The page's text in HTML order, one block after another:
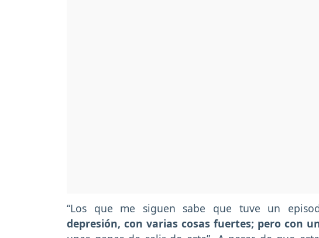
“Los que me siguen sabe que tuve un
depresión, con varias cosas fuertes; pero con